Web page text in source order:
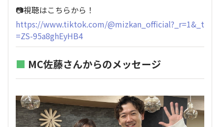
📷視聴はこちらから！
https://www.tiktok.com/@mizkan_official?_r=1&_t
=ZS-95a8ghEyHB4
■ MC佐藤さんからのメッセージ